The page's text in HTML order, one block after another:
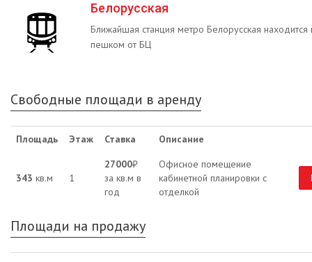
Белорусская
Ближайшая станция метро Белорусская
пешком от БЦ
Свободные площади в аренду
Площадь Этаж Ставка Описание
343 кв.м 1
27000₽
за кв.м в
год
Офисное помещение
кабинетной планировки с
отделкой
Площади на продажу